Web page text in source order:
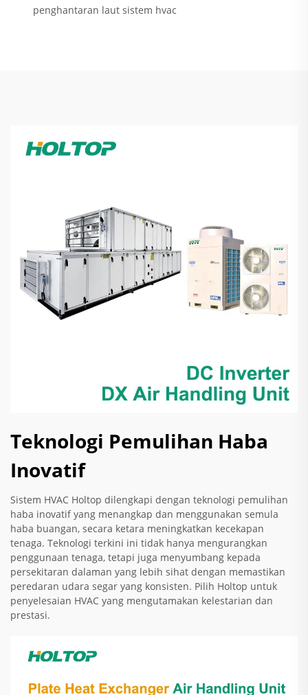
penghantaran laut sistem hvac
Teknologi Pemulihan Haba
Inovatif
Sistem HVAC Holtop dilengkapi dengan teknologi pemulihan
haba inovatif yang menangkap dan menggunakan semula
haba buangan, secara ketara meningkatkan kecekapan
tenaga. Teknologi terkini ini tidak hanya mengurangkan
penggunaan tenaga, tetapi juga menyumbang kepada
persekitaran dalaman yang lebih sihat dengan memastikan
peredaran udara segar yang konsisten. Pilih Holtop untuk
penyelesaian HVAC yang mengutamakan kelestarian dan
prestasi.